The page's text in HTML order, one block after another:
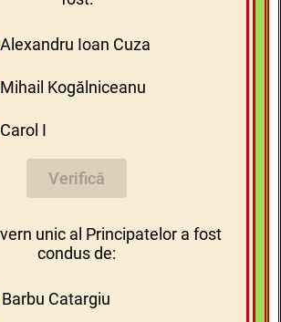
Alexandru Ioan Cuza
Mihail Kogălniceanu
Carol I
Verifică
unic al Principatelor a fost
condus de:
Barbu Catargiu